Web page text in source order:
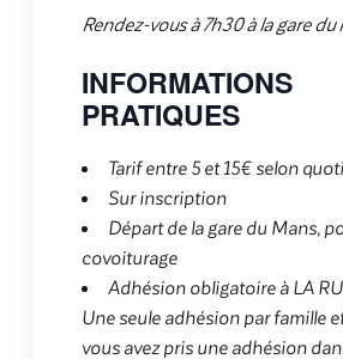
Rendez-vous à 7h30 à la gare du
INFORMATIONS
PRATIQUES
Tarif entre 5 et 15€ selon
Sur inscription
Départ de la gare du Mans,
covoiturage
Adhésion obligatoire à LA
Une seule adhésion par famille
vous avez pris une adhésion